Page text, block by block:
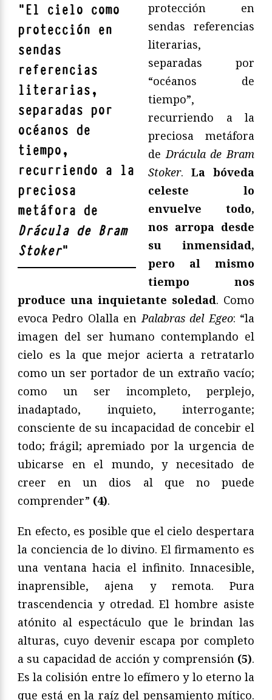
"El cielo como
protección en
sendas
referencias
literarias,
separadas por
océanos de
tiempo,
recurriendo a la
preciosa
metáfora de
Drácula de Bram
Stoker"
protección en
sendas referencias
literarias,
separadas por
“océanos de
tiempo”,
recurriendo a la
preciosa metáfora
deDrácula de Bram
Stoker. La bóveda
celeste lo
envuelve todo,
nos arropa desde
su inmensidad,
pero al mismo
tiempo nos
produce una inquietante soledad. Como
evoca Pedro Olalla enPalabras del Egeo: “la
imagen del ser humano contemplando el
cielo es la que mejor acierta a retratarlo
como un ser portador de un extraño vacío;
como un ser incompleto, perplejo,
inadaptado, inquieto, interrogante;
consciente de su incapacidad de concebir el
todo; frágil; apremiado por la urgencia de
ubicarse en el mundo, y necesitado de
creer en un dios al que no puede
comprender” (4).
En efecto, es posible que el cielo despertara
la conciencia de lo divino. El firmamento es
una ventana hacia el infinito. Innacesible,
inaprensible, ajena y remota. Pura
trascendencia y otredad. El hombre asiste
atónito al espectáculo que le brindan las
alturas, cuyo devenir escapa por completo
a su capacidad de acción y comprensión (5).
Es la colisión entre lo efímero y lo eterno la
que está en la raíz del pensamiento mítico.